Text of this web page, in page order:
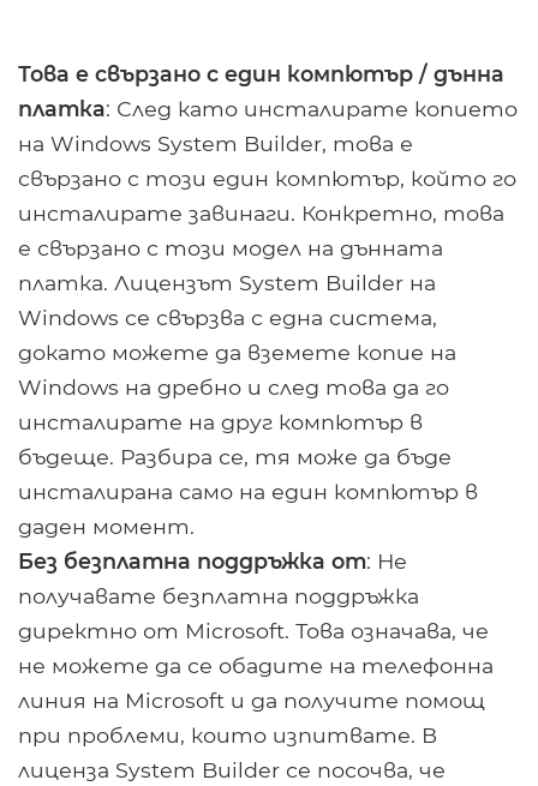
Това е свързано с един компютър / дънна
платка: След като инсталирате копието
на Windows System Builder, това е
свързано с този един компютър, който го
инсталирате завинаги. Конкретно, това
е свързано с този модел на дънната
платка. Лицензът System Builder на
Windows се свързва с една система,
докато можете да вземете копие на
Windows на дребно и след това да го
инсталирате на друг компютър в
бъдеще. Разбира се, тя може да бъде
инсталирана само на един компютър в
даден момент.
Без безплатна поддръжка от: Не
получавате безплатна поддръжка
директно от Microsoft. Това означава, че
не можете да се обадите на телефонна
линия на Microsoft и да получите помощ
при проблеми, които изпитвате. В
лиценза System Builder се посочва, че